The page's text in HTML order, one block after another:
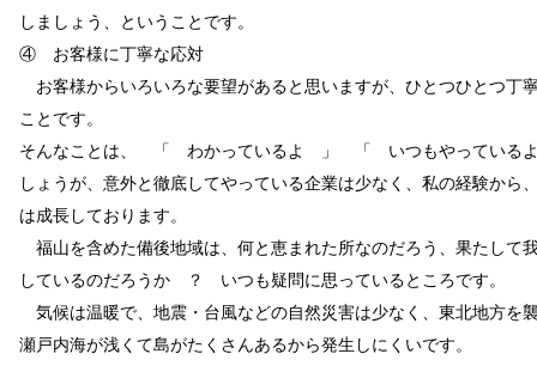
しましょう、ということです。
④ お客様に丁寧な応対
お客様からいろいろな要望があると思いますが、ひとつひとつ丁
ことです。
そんなことは、 「 わかっているよ 」 「 いつもやっている
しょうが、意外と徹底してやっている企業は少なく、私の経験から
は成長しております。
福山を含めた備後地域は、何と恵まれた所なのだろう、果たして
しているのだろうか ？ いつも疑問に思っているところです。
気候は温暖で、地震・台風などの自然災害は少なく、東北地方を
瀬戸内海が浅くて島がたくさんあるから発生しにくいです。